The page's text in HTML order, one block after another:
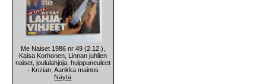
Me Naiset 1986 nr 49 (2.12.),
Kaisa Korhonen, Linnan juhlien
naiset, joululahjoja, huippuneuleet
- Krizian, Aarikka mainos
Näytä